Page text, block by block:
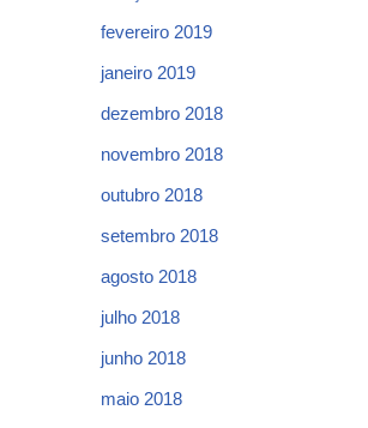
fevereiro 2019
janeiro 2019
dezembro 2018
novembro 2018
outubro 2018
setembro 2018
agosto 2018
julho 2018
junho 2018
maio 2018